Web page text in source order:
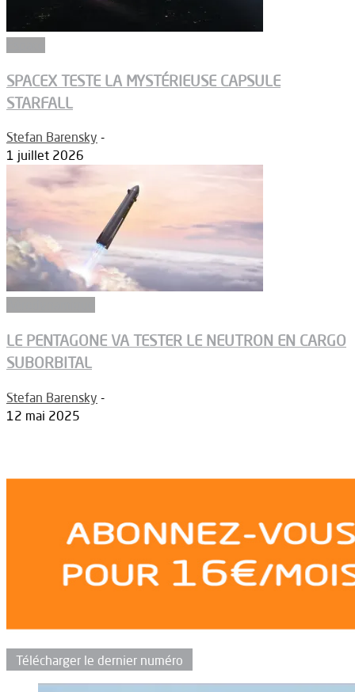
SPACEX TESTE LA MYSTÉRIEUSE CAPSULE
STARFALL
Stefan Barensky -
1 juillet 2026
LE PENTAGONE VA TESTER LE NEUTRON EN CARGO
SUBORBITAL
Stefan Barensky -
12 mai 2025
Télécharger le dernier numéro